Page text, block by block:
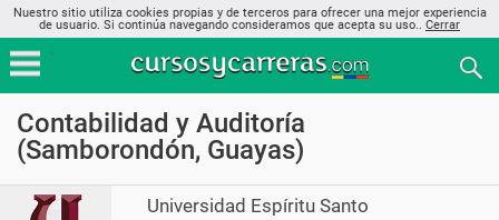
Nuestro sitio utiliza cookies propias y de terceros para ofrecer una mejor experiencia
de usuario. Si continúa navegando consideramos que acepta su uso.. Cerrar
Contabilidad y Auditoría
(Samborondón, Guayas)
Universidad Espíritu Santo